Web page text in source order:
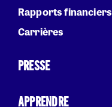
Rapports financiers
Carrières
PRESSE
APPRENDRE